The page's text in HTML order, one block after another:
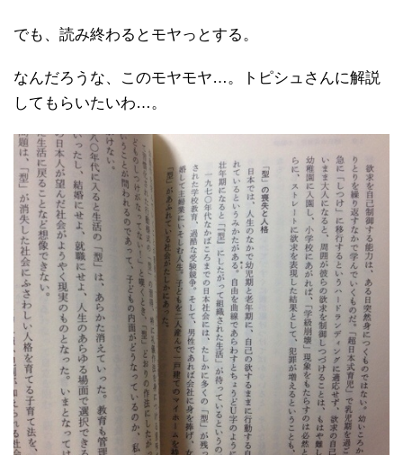
でも、読み終わるとモヤっとする。
なんだろうな、このモヤモヤ…。トピシュさんに解説
してもらいたいわ…。